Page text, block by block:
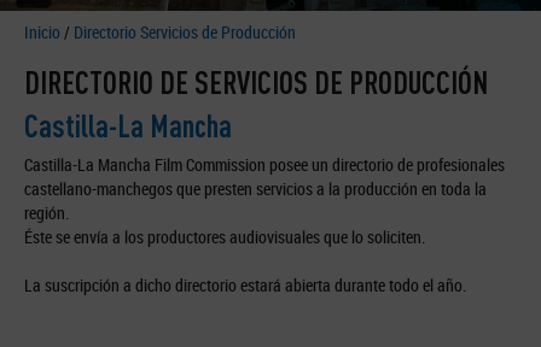
Inicio / Directorio Servicios de Producción
DIRECTORIO DE SERVICIOS DE PRODUCCIÓN
Castilla-La Mancha
Castilla-La Mancha Film Commission posee un directorio de profesionales
castellano-manchegos que presten servicios a la producción en toda la
región.
Éste se envía a los productores audiovisuales que lo soliciten.
La suscripción a dicho directorio estará abierta durante todo el año.